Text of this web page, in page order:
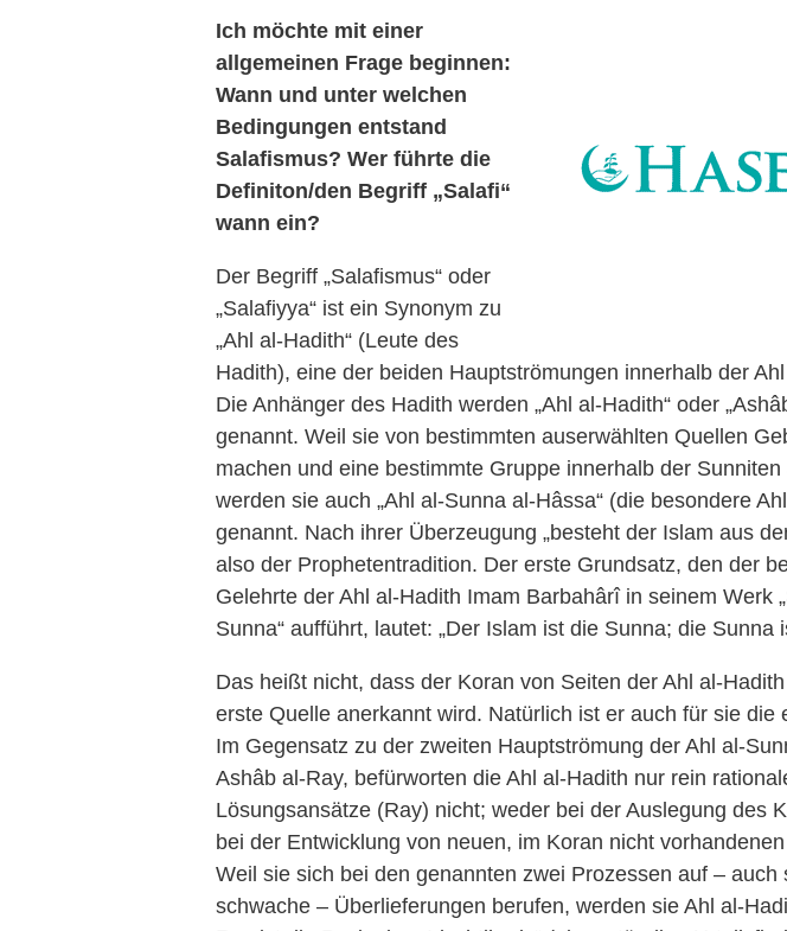
Ich möchte mit einer
allgemeinen Frage beginnen:
Wann und unter welchen
Bedingungen entstand
Salafismus? Wer führte die
Definiton/den Begriff „Salafi“
wann ein?
Der Begriff „Salafismus“ oder
„Salafiyya“ ist ein Synonym zu
„Ahl al-Hadith“ (Leute des
Hadith), eine der beiden Hauptströmungen innerhalb der
Die Anhänger des Hadith werden „Ahl al-Hadith“ oder
genannt. Weil sie von bestimmten auserwählten Quellen
machen und eine bestimmte Gruppe innerhalb der Sunniten
werden sie auch „Ahl al-Sunna al-Hâssa“ (die besondere
genannt. Nach ihrer Überzeugung „besteht der Islam aus
also der Prophetentradition. Der erste Grundsatz, den der
Gelehrte der Ahl al-Hadith Imam Barbahârî in seinem Werk
Sunna“ aufführt, lautet: „Der Islam ist die Sunna; die Sunna
Das heißt nicht, dass der Koran von Seiten der Ahl al-
erste Quelle anerkannt wird. Natürlich ist er auch für sie die
Im Gegensatz zu der zweiten Hauptströmung der Ahl al-
Ashâb al-Ray, befürworten die Ahl al-Hadith nur rein
Lösungsansätze (Ray) nicht; weder bei der Auslegung des
bei der Entwicklung von neuen, im Koran nicht
Weil sie sich bei den genannten zwei Prozessen auf – auch
schwache – Überlieferungen berufen, werden sie Ahl al-